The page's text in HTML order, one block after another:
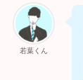
若葉くん